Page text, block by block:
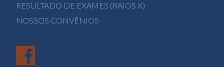
RESULTADO DE EXAMES (RAIOS X)
NOSSOS CONVÊNIOS